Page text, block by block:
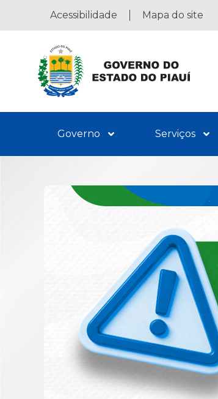
Acessibilidade Mapa do site
Governo Serviços